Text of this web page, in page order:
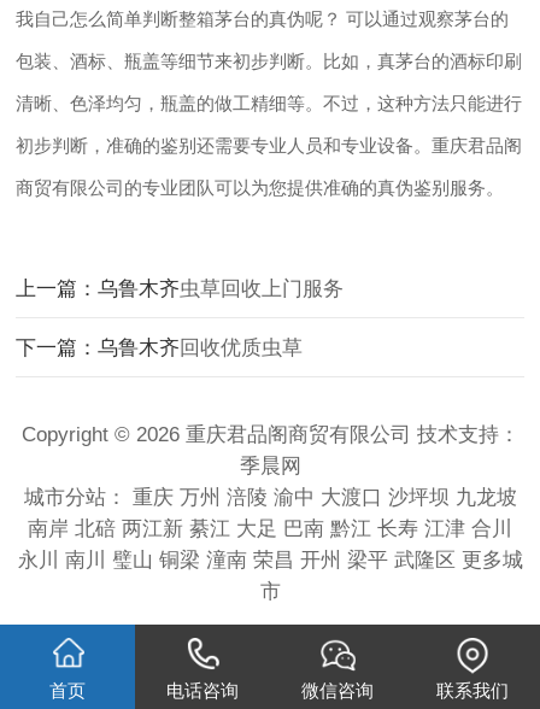
我自己怎么简单判断整箱茅台的真伪呢？ 可以通过观察茅台的
包装、酒标、瓶盖等细节来初步判断。比如，真茅台的酒标印刷
清晰、色泽均匀，瓶盖的做工精细等。不过，这种方法只能进行
初步判断，准确的鉴别还需要专业人员和专业设备。重庆君品阁
商贸有限公司的专业团队可以为您提供准确的真伪鉴别服务。
上一篇：乌鲁木齐虫草回收上门服务
下一篇：乌鲁木齐回收优质虫草
Copyright © 2026 重庆君品阁商贸有限公司 技术支持：
季晨网
城市分站： 重庆 万州 涪陵 渝中 大渡口 沙坪坝 九龙坡
南岸 北碚 两江新 綦江 大足 巴南 黔江 长寿 江津 合川
永川
南川 璧山 铜梁 潼南 荣昌 开州 梁平 武隆区 更多城
市
首页 电话咨询 微信咨询 联系我们